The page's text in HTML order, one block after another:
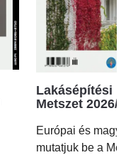
Lakásépítési
Metszet 2026/2.
Európai és magyar
mutatjuk be a